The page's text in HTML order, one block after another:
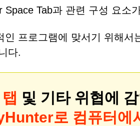
Space Tab과 관련 구성 요소
인 프로그램에 맞서기 위해
다.
및 기타 위협에
로 컴퓨터에